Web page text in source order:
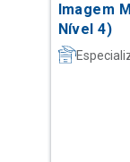
Imagem
Nível 4)